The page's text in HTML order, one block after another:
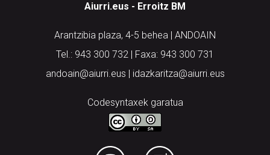
Aiurri.eus - Erroitz BM
Arantzibia plaza, 4-5 behea | ANDOAIN
Tel.: 943 300 732 | Faxa: 943 300 731
andoain@aiurri.eus | idazkaritza@aiurri.eus
Codesyntaxek garatua